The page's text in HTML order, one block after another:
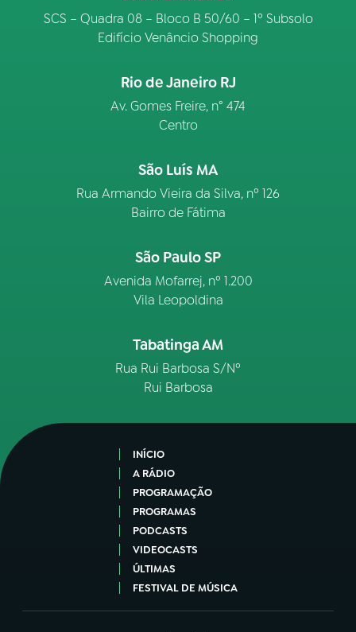
SCS – Quadra 08 – Bloco B 50/60 – 1º Subsolo
Edifício Venâncio Shopping
Rio de Janeiro RJ
Av. Gomes Freire, n° 474
Centro
São Luís MA
Rua Armando Vieira da Silva, nº 126
Bairro de Fátima
São Paulo SP
Avenida Mofarrej, nº 1.200
Vila Leopoldina
Tabatinga AM
Rua Rui Barbosa S/Nº
Rui Barbosa
INÍCIO
A RÁDIO
PROGRAMAÇÃO
PROGRAMAS
PODCASTS
VIDEOCASTS
ÚLTIMAS
FESTIVAL DE MÚSICA